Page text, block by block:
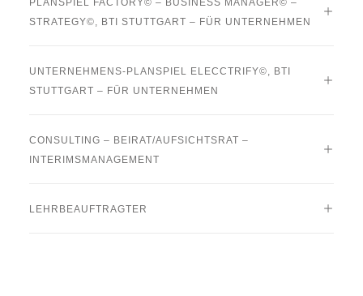
PLANSPIEL FACTORY© – BUSINESS MANAGER© –
STRATEGY©, BTI STUTTGART – FÜR UNTERNEHMEN
UNTERNEHMENS-PLANSPIEL ELECCTRIFY©, BTI
STUTTGART – FÜR UNTERNEHMEN
CONSULTING – BEIRAT/AUFSICHTSRAT –
INTERIMSMANAGEMENT
LEHRBEAUFTRAGTER